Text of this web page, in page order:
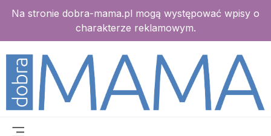
Na stronie dobra-mama.pl mogą występować wpisy o
charakterze reklamowym.